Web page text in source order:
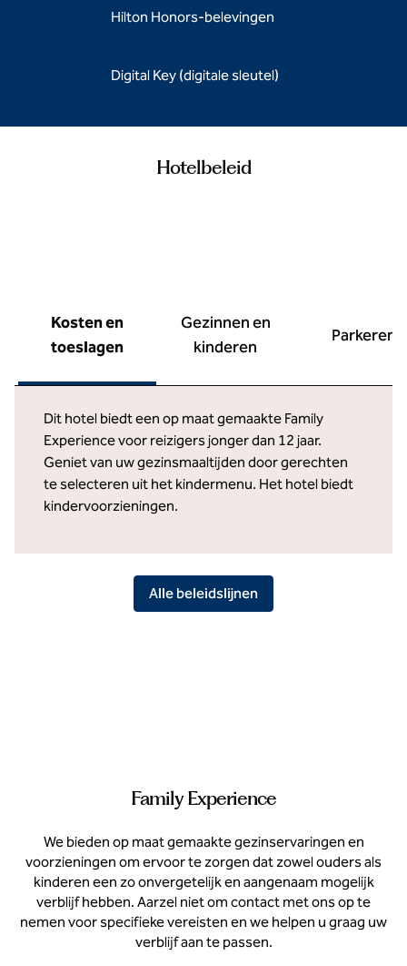
Hilton Honors-belevingen
Digital Key (digitale sleutel)
Hotelbeleid
Kosten en
toeslagen
Gezinnen en
kinderen
Parkeren
Dit hotel biedt een op maat gemaakte Family
Experience voor reizigers jonger dan 12 jaar.
Geniet van uw gezinsmaaltijden door gerechten
te selecteren uit het kindermenu. Het hotel biedt
kindervoorzieningen.
Alle beleidslijnen
Family Experience
We bieden op maat gemaakte gezinservaringen en
voorzieningen om ervoor te zorgen dat zowel ouders als
kinderen een zo onvergetelijk en aangenaam mogelijk
verblijf hebben. Aarzel niet om contact met ons op te
nemen voor specifieke vereisten en we helpen u graag uw
verblijf aan te passen.